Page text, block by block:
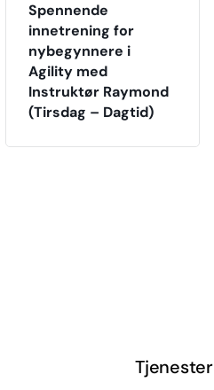
Spennende
innetrening for
nybegynnere i
Agility med
Instruktør Raymond
(Tirsdag – Dagtid)
Tjenester